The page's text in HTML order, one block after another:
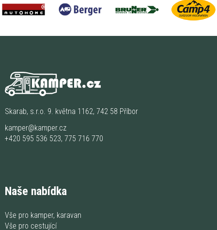
Skarab, s.r.o. 9. května 1162, 742 58 Příbor
kamper@kamper.cz
+420 595 536 523, 775 716 770
Naše nabídka
Vše pro kamper, karavan
Vše pro cestující